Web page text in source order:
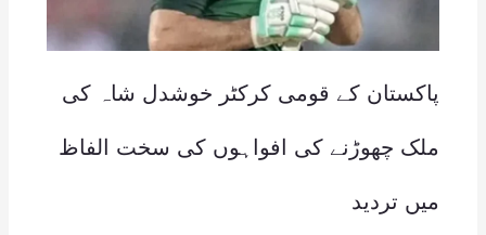
پاکستان کے قومی کرکٹر خوشدل شاہ کی
ملک چھوڑنے کی افواہوں کی سخت الفاظ
میں تردید